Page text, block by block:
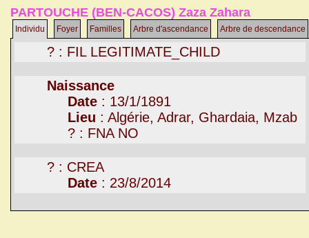
PARTOUCHE (BEN-CACOS) Zaza Zahara
Individu Foyer Familles Arbre d'ascendance Arbre de descendance
? : FIL LEGITIMATE_CHILD
Naissance
Date : 13/1/1891
Lieu : Algérie, Adrar, Ghardaia, Mzab
? : FNA NO
? : CREA
Date : 23/8/2014